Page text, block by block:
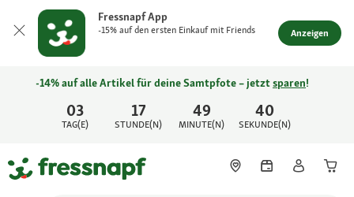
Fressnapf App
-15% auf den ersten Einkauf mit Friends Anzeigen
03
TAG(E)
17
STUNDE(N)
49
MINUTE(N)
40
SEKUNDE(N)
-14% auf alle Artikel für deine Samtpfote – jetztsparen!